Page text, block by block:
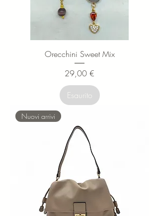
Orecchini Sweet Mix
Prezzo
29,00 €
Esaurito
Nuovi arrivi